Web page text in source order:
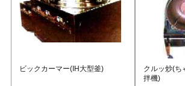
ビックカーマー(IH大型釜)
クルッ炒(ち
拌機)